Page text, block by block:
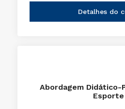
Detalhes do
Abordagem Didático-
Esporte